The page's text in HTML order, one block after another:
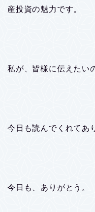
産投資の魅力です。
私が、皆様に伝えたい
今日も読んでくれてあ
今日も、ありがとう。